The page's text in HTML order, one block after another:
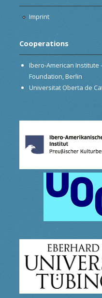
Imprint
Cooperations
Ibero-American Institute
Foundation, Berlin
Universitat Oberta de